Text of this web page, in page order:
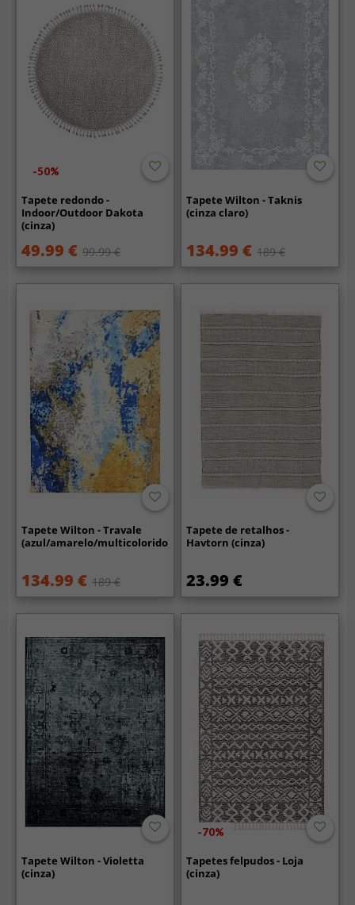
-50%
Tapete redondo -
Indoor/Outdoor Dakota
(cinza)
49.99 € 99.99 €
Tapete Wilton - Taknis
(cinza claro)
134.99 € 189 €
Tapete Wilton - Travale
(azul/amarelo/multicolorido)
134.99 € 189 €
Tapete de retalhos -
Havtorn (cinza)
23.99 €
Tapete Wilton - Violetta
(cinza)
-70%
Tapetes felpudos - Loja
(cinza)